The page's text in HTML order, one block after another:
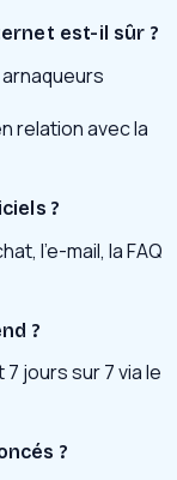
est-il sûr ?
relation avec la
?
l’e-mail, la FAQ
?
jours sur 7 via le
?